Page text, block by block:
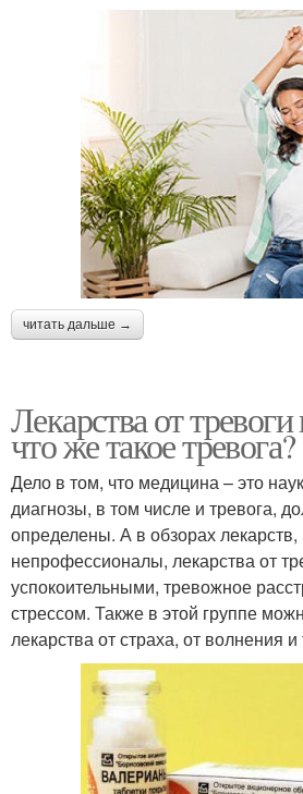
читать дальше →
Лекарства от
что же такое тревога?
Дело в том, что медицина – это
диагнозы, в том числе и тревога,
определены. А в обзорах
непрофессионалы, лекарства от
успокоительными, тревожное
стрессом. Также в этой группе
лекарства от страха, от волнения и